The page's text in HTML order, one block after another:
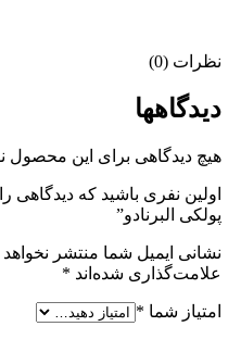
نظرات (0)
دیدگاهها
هیچ دیدگاهی برای این
اولین نفری باشید که دیدگاهی
پولکی البرنادو”
نشانی ایمیل شما منتشر
علامت‌گذاری شده‌اند *
امتیاز شما *